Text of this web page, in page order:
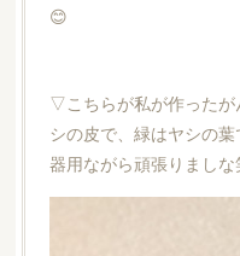
😊
▽こちらが私が作ったが
シの皮で、緑はヤシの
器用ながら頑張りましな